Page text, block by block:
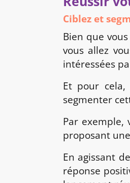
Ciblez et
Bien que
vous allez
intéressées
Et pour
segmenter
Par exemple,
proposant
En agissant
réponse